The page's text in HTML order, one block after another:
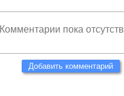
Комментарии пока
Добавить комментарий